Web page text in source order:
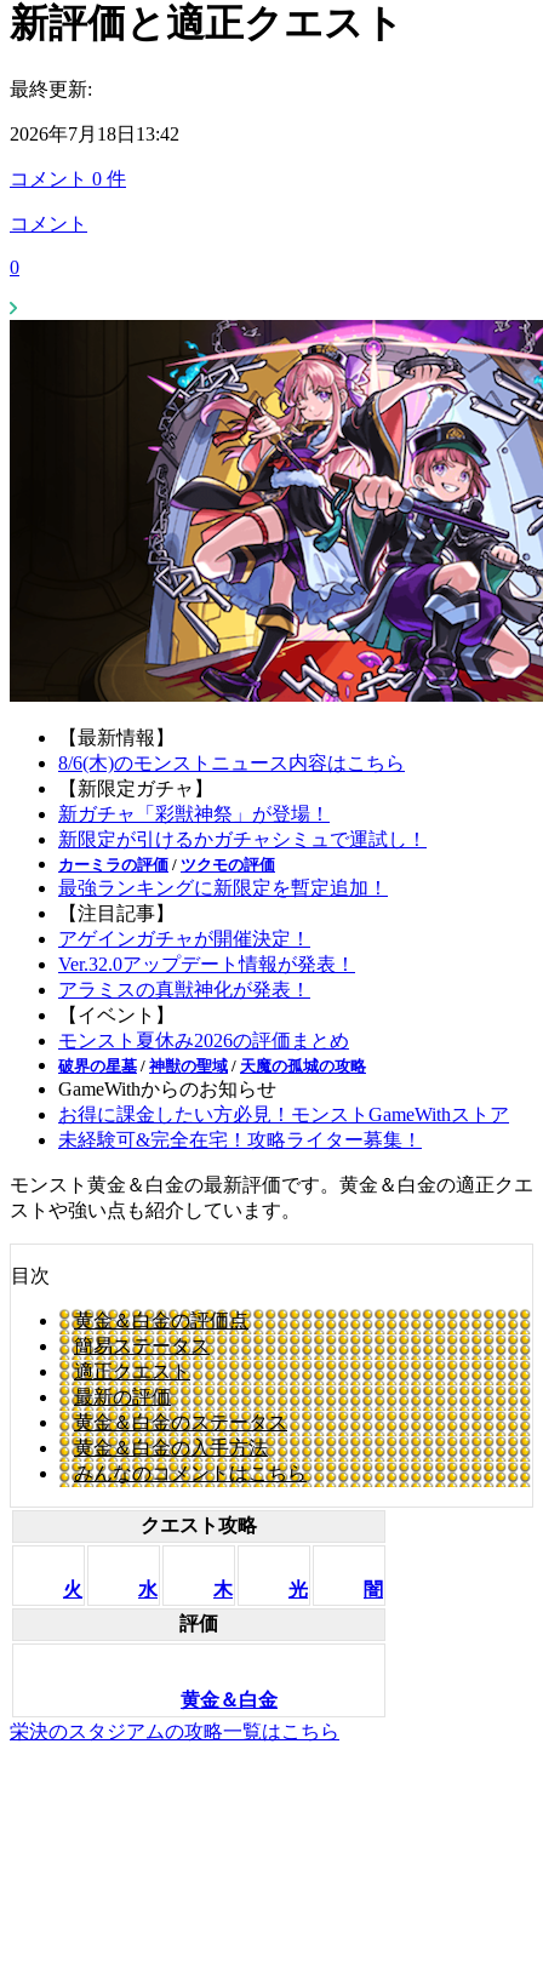
新評価と適正クエスト
最終更新:
2026年7月18日13:42
コメント 0 件
コメント
0
【最新情報】
8/6(木)のモンストニュース内容はこちら
【新限定ガチャ】
新ガチャ「彩獣神祭」が登場！
新限定が引けるかガチャシミュで運試し！
カーミラの評価 / ツクモの評価
最強ランキングに新限定を暫定追加！
【注目記事】
アゲインガチャが開催決定！
Ver.32.0アップデート情報が発表！
アラミスの真獣神化が発表！
【イベント】
モンスト夏休み2026の評価まとめ
破界の星墓 / 神獣の聖域 / 天魔の孤城の攻略
GameWithからのお知らせ
お得に課金したい方必見！モンストGameWithストア
未経験可&完全在宅！攻略ライター募集！
モンスト黄金＆白金の最新評価です。黄金＆白金の適正クエ
ストや強い点も紹介しています。
目次
黄金＆白金の評価点
簡易ステータス
適正クエスト
最新の評価
黄金＆白金のステータス
黄金＆白金の入手方法
みんなのコメントはこちら
クエスト攻略
火 水 木 光
闇
評価
黄金＆白金
栄決のスタジアムの攻略一覧はこちら